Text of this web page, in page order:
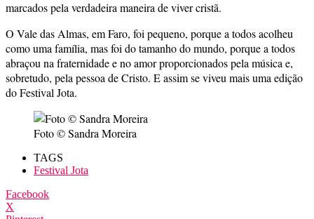
marcados pela verdadeira maneira de viver cristã.
O Vale das Almas, em Faro, foi pequeno, porque a todos acolheu
como uma família, mas foi do tamanho do mundo, porque a todos
abraçou na fraternidade e no amor proporcionados pela música e,
sobretudo, pela pessoa de Cristo. E assim se viveu mais uma edição
do Festival Jota.
Foto © Sandra Moreira
TAGS
Festival Jota
Facebook
X